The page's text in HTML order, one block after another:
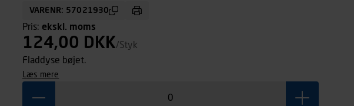
VARENR: 57021930
Pris: ekskl. moms
124,00 DKK/Styk
Fladdyse bøjet.
læs mere